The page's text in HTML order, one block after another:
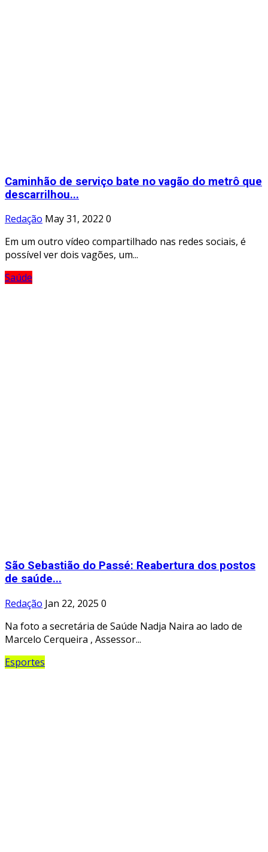
Caminhão de serviço bate no vagão do metrô que
descarrilhou...
Redação May 31, 2022 0
Em um outro vídeo compartilhado nas redes sociais, é
possível ver dois vagões, um...
Saúde
São Sebastião do Passé: Reabertura dos postos
de saúde...
Redação Jan 22, 2025 0
Na foto a secretária de Saúde Nadja Naira ao lado de
Marcelo Cerqueira , Assessor...
Esportes